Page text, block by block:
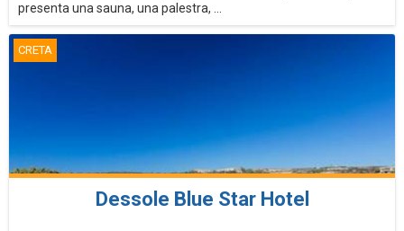
presenta una sauna, una palestra, ...
CRETA
Dessole Blue Star Hotel